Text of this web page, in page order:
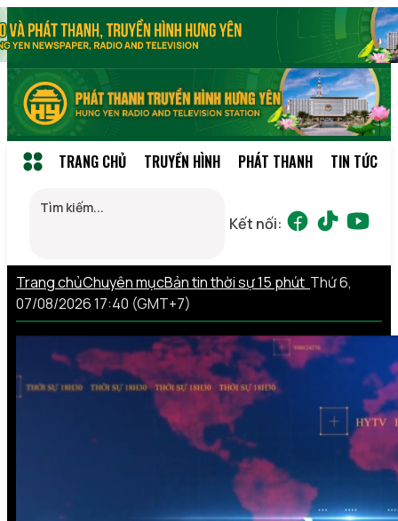
TRANG CHỦ TRUYỀN HÌNH PHÁT THANH TIN TỨC
Kết nối:
Trang chủChuyên mụcBản tin thời sự 15 phút Thứ 6,
07/08/2026 17:40 (GMT+7)